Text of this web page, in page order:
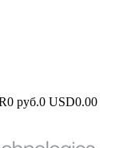
0 руб.0 USD0.00